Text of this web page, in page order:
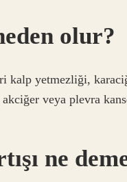
olur?
kalp yetmezliği,
veya plevra
ne